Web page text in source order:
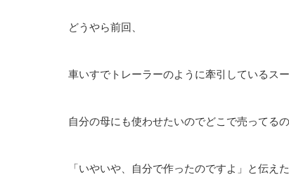
どうやら前回、
車いすでトレーラーのように牽引しているス
自分の母にも使わせたいのでどこで売ってる
「いやいや、自分で作ったのですよ」と伝え